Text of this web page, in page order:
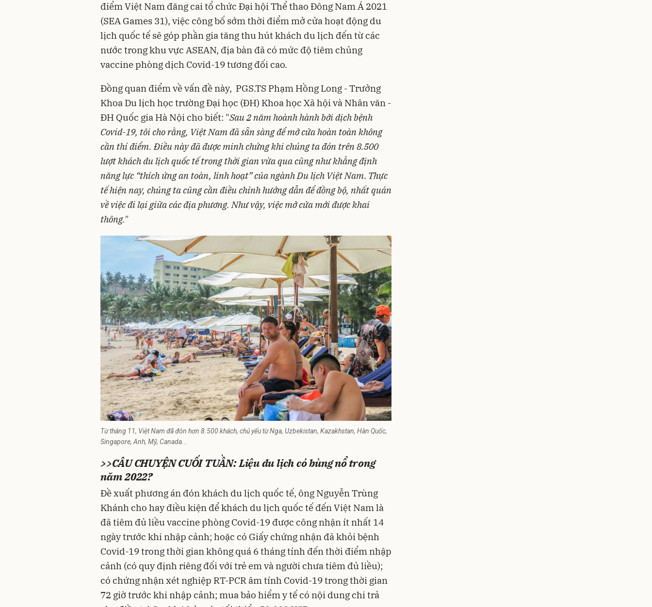
điểm Việt Nam đăng cai tổ chức Đại hội Thể thao Đông Nam Á 2021
(SEA Games 31), việc công bố sớm thời điểm mở cửa hoạt động du
lịch quốc tế sẽ góp phần gia tăng thu hút khách du lịch đến từ các
nước trong khu vực ASEAN, địa bàn đã có mức độ tiêm chủng
vaccine phòng dịch Covid-19 tương đối cao.
Đồng quan điểm về vấn đề này, PGS.TS Phạm Hồng Long - Trưởng
Khoa Du lịch học trường Đại học (ĐH) Khoa học Xã hội và Nhân văn -
ĐH Quốc gia Hà Nội cho biết: "Sau 2 năm hoành hành bởi dịch bệnh
Covid-19, tôi cho rằng, Việt Nam đã sẵn sàng để mở cửa hoàn toàn không
cần thí điểm. Điều này đã được minh chứng khi chúng ta đón trên 8.500
lượt khách du lịch quốc tế trong thời gian vừa qua cũng như khẳng định
năng lực “thích ứng an toàn, linh hoạt” của ngành Du lịch Việt Nam. Thực
tế hiện nay, chúng ta cũng cần điều chỉnh hướng dẫn để đồng bộ, nhất quán
về việc đi lại giữa các địa phương. Như vậy, việc mở cửa mới được khai
thông."
Từ tháng 11, Việt Nam đã đón hơn 8.500 khách, chủ yếu từ Nga, Uzbekistan, Kazakhstan, Hàn Quốc,
Singapore, Anh, Mỹ, Canada...
>>CÂU CHUYỆN CUỐI TUẦN: Liệu du lịch có bùng nổ trong
năm 2022?
Đề xuất phương án đón khách du lịch quốc tế, ông Nguyễn Trùng
Khánh cho hay điều kiện để khách du lịch quốc tế đến Việt Nam là
đã tiêm đủ liều vaccine phòng Covid-19 được công nhận ít nhất 14
ngày trước khi nhập cảnh; hoặc có Giấy chứng nhận đã khỏi bệnh
Covid-19 trong thời gian không quá 6 tháng tính đến thời điểm nhập
cảnh (có quy định riêng đối với trẻ em và người chưa tiêm đủ liều);
có chứng nhận xét nghiệp RT-PCR âm tính Covid-19 trong thời gian
72 giờ trước khi nhập cảnh; mua bảo hiểm y tế có nội dung chi trả